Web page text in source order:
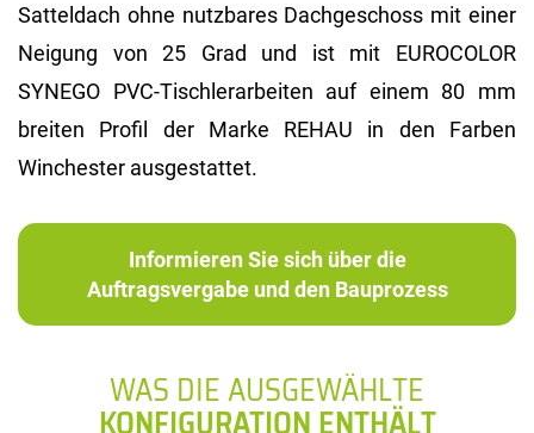
Satteldach ohne nutzbares Dachgeschoss mit einer
Neigung von 25 Grad und ist mit EUROCOLOR
SYNEGO PVC-Tischlerarbeiten auf einem 80 mm
breiten Profil der Marke REHAU in den Farben
Winchester ausgestattet.
Informieren Sie sich über die
Auftragsvergabe und den Bauprozess
WAS DIE AUSGEWÄHLTE
KONFIGURATION ENTHÄLT